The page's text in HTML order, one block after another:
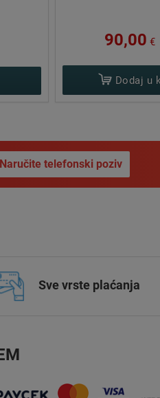
198,00€
Dodaj u
Naručite telefonski poziv
Sve vrste plaćanja